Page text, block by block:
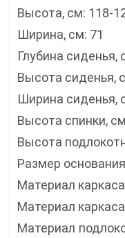
Высота, см: 118-
Ширина, см: 71
Глубина сиденья,
Высота сиденья,
Ширина сиденья,
Высота спинки,
Высота
Размер
Материал
Материал
Материал